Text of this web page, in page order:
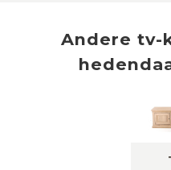
Andere tv-